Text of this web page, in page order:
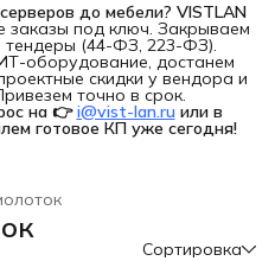
до мебели? VISTLAN
заказы под ключ. Закрываем
тендеры (44-ФЗ, 223-ФЗ).
оборудование, достанем
скидки у вендора и
точно в срок.
на 👉 i@vist-lan.ru или в
готовое КП уже сегодня!
Сортировка